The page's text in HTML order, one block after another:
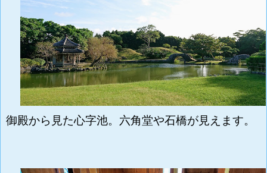
御殿から見た心字池。六角堂や石橋が見えます。